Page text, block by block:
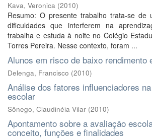
Kava, Veronica (2010)
Resumo: O presente trabalho trata-se de
dificuldades que interferem na
trabalha e estuda à noite no Colégio
Torres Pereira. Nesse contexto, foram ...
Alunos em risco de baixo rendimento
Delenga, Francisco (2010)
Análise dos fatores influenciadores
escolar
Sônego, Claudinéia Vilar (2010)
Apontamento sobre a avaliação
conceito, funções e finalidades